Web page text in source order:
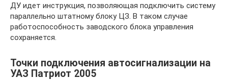
ДУ идет инструкция, позволяющая подключить систему
параллельно штатному блоку ЦЗ. В таком случае
работоспособность заводского блока управления
сохраняется.
Точки подключения автосигнализации на
УАЗ Патриот 2005